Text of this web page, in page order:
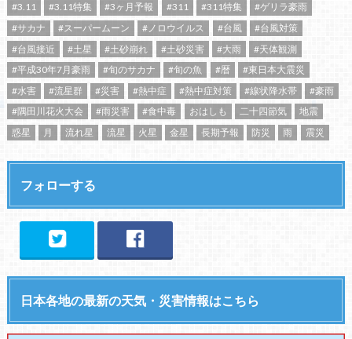
#3.11 #3.11特集 #3ヶ月予報 #311 #311特集
#ゲリラ豪雨
#サカナ
#スーパームーン #ノロウイルス #台風
#台風対策
#台風接近
#土星 #土砂崩れ #土砂災害 #大雨
#天体観測
#平成30年7月豪雨
#旬のサカナ #旬の魚 #暦
#東日本大震災
#水害
#流星群 #災害 #熱中症 #熱中症対策 #線状降水帯
#豪雨
#隅田川花火大会
#雨災害 #食中毒 おはしも 二十四節気
地震
惑星
月 流れ星 流星 火星 金星 長期予報 防災 雨 震災
フォローする
日本各地の最新の天気・災害情報はこちら